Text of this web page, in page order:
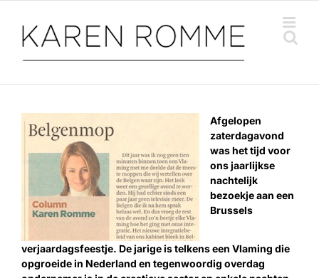
inhoud
Afgelopen
zaterdagavond
was het tijd voor
ons jaarlijkse
nachtelijk
bezoekje aan een
Brussels
verjaardagsfeestje. De jarige is telkens een Vlaming die
opgroeide in Nederland en tegenwoordig overdag